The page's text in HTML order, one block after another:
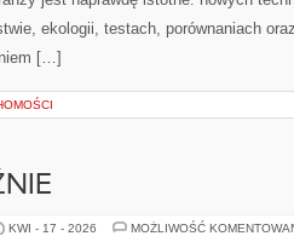
ekologii, testach, porównaniach
[…]
KWI - 17 - 2026 MOŻLIWOŚĆ